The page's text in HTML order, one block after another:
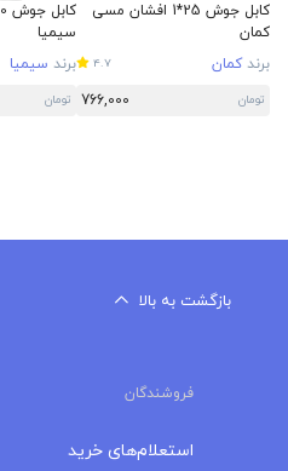
کابل جوش 25*1 افشان مسی
کمان
برندکمان 4.7
تومان 766,000
سیمیا
برند سیمیا
تومان
بازگشت به بالا
فروشندگان
استعلام‌های خرید